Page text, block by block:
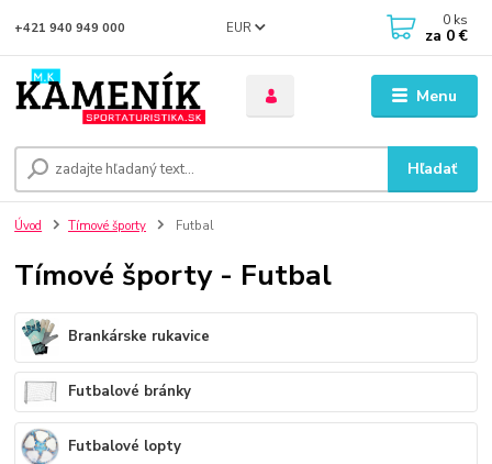
Menu
EUR
Hľadať
+421 940 949 000 0 ks
za 0 €
Úvod Tímové športy Futbal
Tímové športy - Futbal
Brankárske rukavice
Futbalové bránky
Futbalové lopty